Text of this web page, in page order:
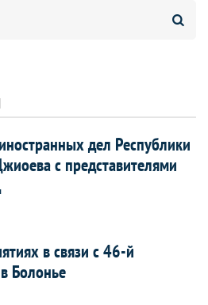
дел Республики
с представителями
в связи с 46-й
Болонье